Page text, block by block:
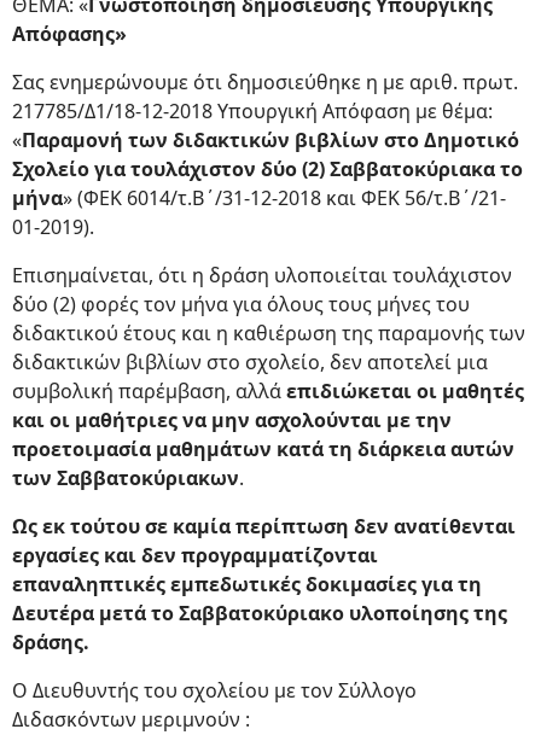
Απόφασης»
Σας ενημερώνουμε ότι δημοσιεύθηκε η με αριθ. πρωτ.
217785/Δ1/18-12-2018 Υπουργική Απόφαση με θέμα:
«Παραμονή των διδακτικών βιβλίων στο Δημοτικό
Σχολείο για τουλάχιστον δύο (2) Σαββατοκύριακα το
μήνα» (ΦΕΚ 6014/τ.Β΄/31-12-2018 και ΦΕΚ 56/τ.Β΄/21-
01-2019).
Επισημαίνεται, ότι η δράση υλοποιείται τουλάχιστον
δύο (2) φορές τον μήνα για όλους τους μήνες του
διδακτικού έτους και η καθιέρωση της παραμονής των
διδακτικών βιβλίων στο σχολείο, δεν αποτελεί μια
συμβολική παρέμβαση, αλλάεπιδιώκεται οι μαθητές
και οι μαθήτριες να μην ασχολούνται με την
προετοιμασία μαθημάτων κατά τη διάρκεια αυτών
των Σαββατοκύριακων.
Ως εκ τούτου σε καμία περίπτωση δεν ανατίθενται
εργασίες και δεν προγραμματίζονται
επαναληπτικές εμπεδωτικές δοκιμασίες για τη
Δευτέρα μετά το Σαββατοκύριακο υλοποίησης της
δράσης.
Ο Διευθυντής του σχολείου με τον Σύλλογο
Διδασκόντων μεριμνούν :